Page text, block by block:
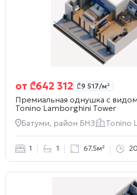
от ₾642 312 ₾9 517/м²
Премиальная однушка с
Tonino Lamborghini Tower
Батуми, район БНЗ
Tonino
1 1 67.5м²